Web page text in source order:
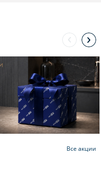
Все акции